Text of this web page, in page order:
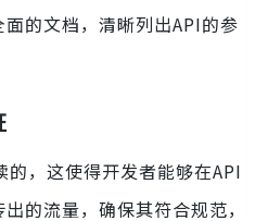
的文档，清晰列出API的参
，这使得开发者能够在API
的流量，确保其符合规范，